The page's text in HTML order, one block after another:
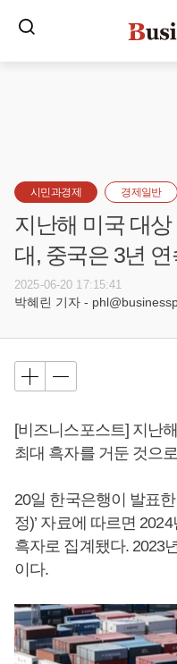
시민과경제 경제일반
지난해 미국 대
대, 중국은 3년
2025-06-20 17:15:41
박혜린 기자 -
[비즈니스포스트] 지난
최대 흑자를 거둔 것으
20일 한국은행이 발표
정)’ 자료에 따르면
흑자로 집계됐다. 2023
이다.